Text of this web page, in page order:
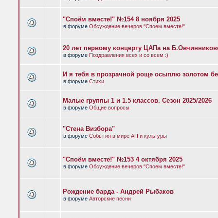
"Споём вместе!" №154 8 ноября 2025
в форуме Обсуждение вечеров "Споем вместе!"
20 лет первому концерту ЦАПа на
в форуме Поздравления всех и со всем :)
И я тебя в прозрачной роще осыплю золотом
в форуме Стихи
Малые группы 1 и 1.5 классов. Сезон 2025/2026
в форуме Общие вопросы
"Стена Визбора"
в форуме События в мире АП и культуры
"Споём вместе!" №153 4 октября 2025
в форуме Обсуждение вечеров "Споем вместе!"
Рождение барда - Андрей Рыбаков
в форуме Авторские песни